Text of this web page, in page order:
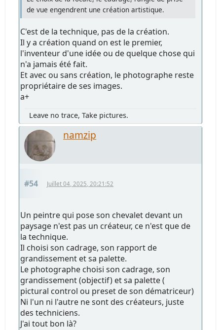
de vue engendrent une création artistique.
C'est de la technique, pas de la création.
Il y a création quand on est le premier,
l'inventeur d'une idée ou de quelque chose qui
n'a jamais été fait.
Et avec ou sans création, le photographe reste
propriétaire de ses images.
a+
Leave no trace, Take pictures.
namzip
#54 Juillet 04, 2025, 20:21:52
Un peintre qui pose son chevalet devant un
paysage n'est pas un créateur, ce n'est que de
la technique.
Il choisi son cadrage, son rapport de
grandissement et sa palette.
Le photographe choisi son cadrage, son
grandissement (objectif) et sa palette (
pictural control ou preset de son dématriceur)
Ni l'un ni l'autre ne sont des créateurs, juste
des techniciens.
J'ai tout bon là?